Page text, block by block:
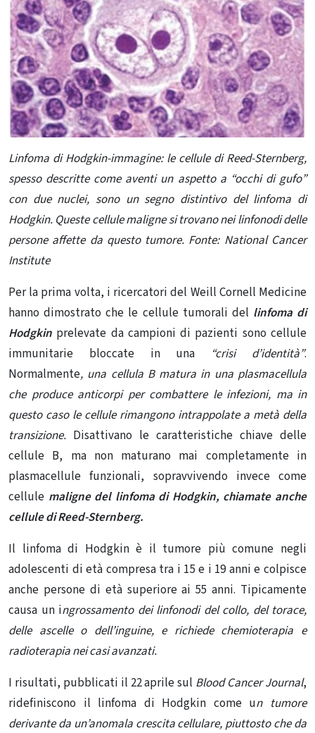
Linfoma di Hodgkin-immagine: le cellule di Reed-Sternberg,
spesso descritte come aventi un aspetto a “occhi di gufo”
con due nuclei, sono un segno distintivo del linfoma di
Hodgkin. Queste cellule maligne si trovano nei linfonodi delle
persone affette da questo tumore. Fonte: National Cancer
Institute
Per la prima volta, i ricercatori del Weill Cornell Medicine
hanno dimostrato che le cellule tumorali del linfoma di
Hodgkin prelevate da campioni di pazienti sono cellule
immunitarie bloccate in una
“crisi d’identità”.
Normalmente, una cellula B matura in una plasmacellula
che produce anticorpi per combattere le infezioni, ma in
questo caso le cellule rimangono intrappolate a metà della
transizione. Disattivano le caratteristiche chiave delle
cellule B, ma non maturano mai completamente in
plasmacellule funzionali, sopravvivendo invece come
cellule maligne del linfoma di Hodgkin, chiamate anche
cellule di Reed-Sternberg.
Il linfoma di Hodgkin è il tumore più comune negli
adolescenti di età compresa tra i 15 e i 19 anni e colpisce
anche persone di età superiore ai 55 anni. Tipicamente
causa un ingrossamento dei linfonodi del collo, del torace,
delle ascelle o dell’inguine, e richiede chemioterapia e
radioterapia nei casi avanzati.
I risultati, pubblicati il ​​22 aprile sul Blood Cancer Journal,
ridefiniscono il linfoma di Hodgkin come un tumore
derivante da un’anomala crescita cellulare, piuttosto che da